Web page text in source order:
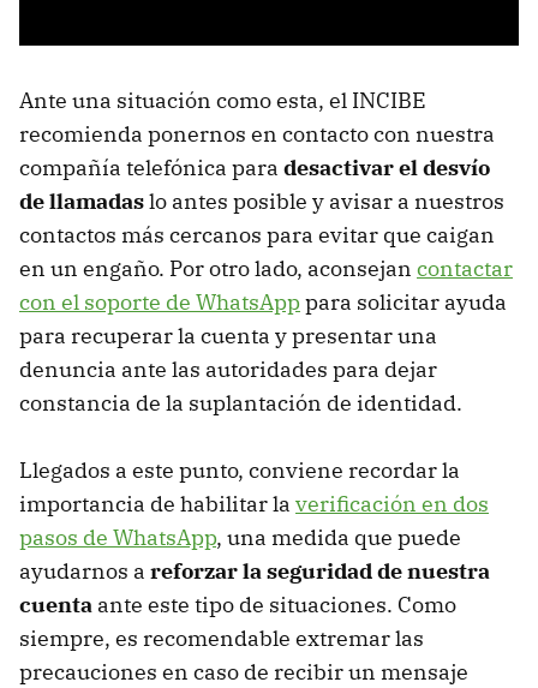
Ante una situación como esta, el INCIBE
recomienda ponernos en contacto con nuestra
compañía telefónica para desactivar el desvío
de llamadaslo antes posible y avisar a nuestros
contactos más cercanos para evitar que caigan
en un engaño. Por otro lado, aconsejan contactar
con el soporte de WhatsApppara solicitar ayuda
para recuperar la cuenta y presentar una
denuncia ante las autoridades para dejar
constancia de la suplantación de identidad.
Llegados a este punto, conviene recordar la
importancia de habilitar la verificación en dos
pasos de WhatsApp, una medida que puede
ayudarnos a reforzar la seguridad de nuestra
cuenta ante este tipo de situaciones. Como
siempre, es recomendable extremar las
precauciones en caso de recibir un mensaje